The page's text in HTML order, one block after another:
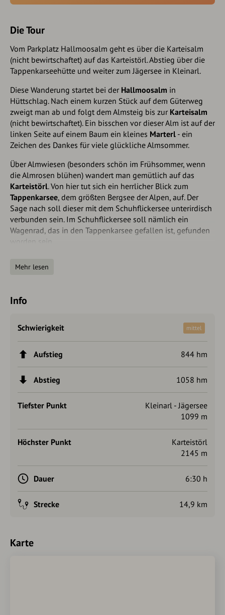
Die Tour
Vom Parkplatz Hallmoosalm geht es über die Karteisalm
(nicht bewirtschaftet) auf das Karteistörl. Abstieg über die
Tappenkarseehütte und weiter zum Jägersee in Kleinarl.
Diese Wanderung startet bei der Hallmoosalm in
Hüttschlag. Nach einem kurzen Stück auf dem Güterweg
zweigt man ab und folgt dem Almsteig bis zur Karteisalm
(nicht bewirtschaftet). Ein bisschen vor dieser Alm ist auf der
linken Seite auf einem Baum ein kleines Marterl - ein
Zeichen des Dankes für viele glückliche Almsommer.
Über Almwiesen (besonders schön im Frühsommer, wenn
die Almrosen blühen) wandert man gemütlich auf das
Karteistörl. Von hier tut sich ein herrlicher Blick zum
Tappenkarsee, dem größten Bergsee der Alpen, auf. Der
Sage nach soll dieser mit dem Schuhflickersee unterirdisch
verbunden sein. Im Schuhflickersee soll nämlich ein
Wagenrad, das in den Tappenkarsee gefallen ist, gefunden
worden sein...
Alpenvereinshütte liegt direkt am Tappenkarsee. Weiter
Schwabalm. Danach führt ein Forstweg weiter zum
und bekommt somit Frischwasser. Der Jägersee ist ein
mit dem Postbus wieder zurück ins Großarltal fahren.
Neben einer Jause gibt es auf der Tappenkarseehütte auch
warme Köstlichkeiten. Ganz besonders beliebt sind der
Mehr lesen
Info
Schwierigkeit mittel
Aufstieg 844 hm
Abstieg 1058 hm
Tiefster Punkt
Kleinarl - Jägersee
1099 m
Höchster Punkt
Karteistörl
2145 m
Dauer 6:30 h
Strecke 14,9 km
Karte